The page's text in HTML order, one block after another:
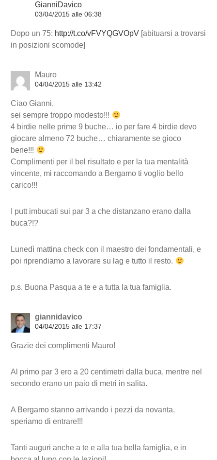
GianniDavico
03/04/2015 alle 06:38
Dopo un 75: http://t.co/vFVYQGVOpV [abituarsi a trovarsi
in posizioni scomode]
Mauro
04/04/2015 alle 13:42
Ciao Gianni,
sei sempre troppo modesto!!!
4 birdie nelle prime 9 buche… io per fare 4 birdie devo
giocare almeno 72 buche… chiaramente se gioco
bene!!!
Complimenti per il bel risultato e per la tua mentalità
vincente, mi raccomando a Bergamo ti voglio bello
carico!!!
I putt imbucati sui par 3 a che distanzano erano dalla
buca?!?
Lunedì mattina check con il maestro dei fondamentali, e
poi riprendiamo a lavorare su lag e tutto il resto.
p.s. Buona Pasqua a te e a tutta la tua famiglia.
giannidavico
04/04/2015 alle 17:37
Grazie dei complimenti Mauro!
Al primo par 3 ero a 20 centimetri dalla buca, mentre nel
secondo erano un paio di metri in salita.
A Bergamo stanno arrivando i pezzi da novanta,
speriamo di entrare!!!
Tanti auguri anche a te e alla tua bella famiglia, e in